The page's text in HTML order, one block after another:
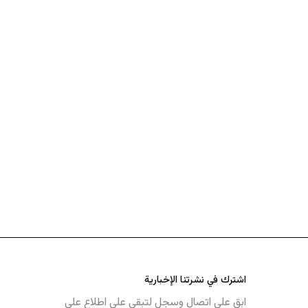
اشترك في نشرتنا الإخبارية
ابق على اتصال وسجل لتبقى على اطلاع على